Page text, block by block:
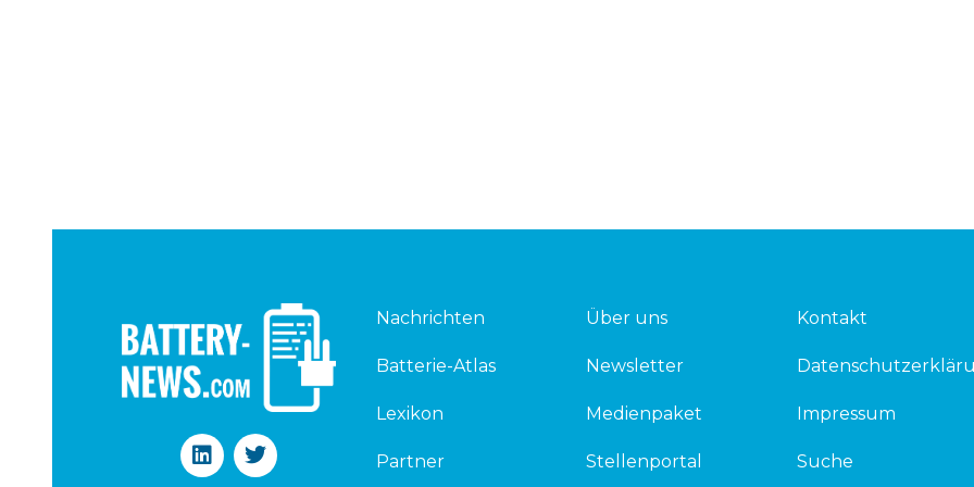
L
i
T
w
Nachrichten
Batterie-Atlas
Lexikon
Partner
Über uns
Newsletter
Medienpaket
Stellenportal
Kontakt
Impressum
Suche